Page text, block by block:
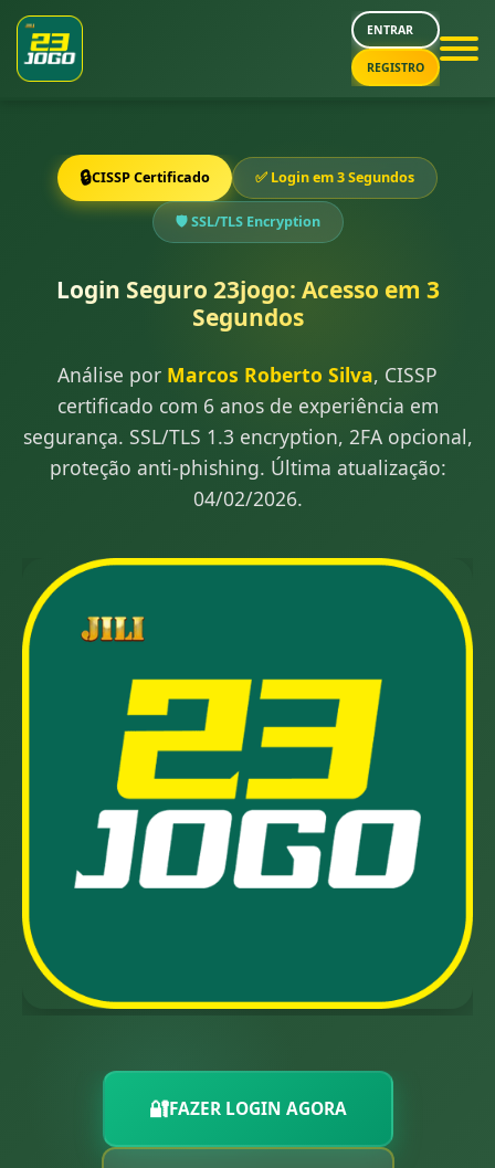
ENTRAR
REGISTRO
🔒CISSP Certificado ✅ Login em 3 Segundos
🛡️ SSL/TLS Encryption
Login Seguro 23jogo: Acesso em 3
Segundos
Análise por Marcos Roberto Silva, CISSP
certificado com 6 anos de experiência em
segurança. SSL/TLS 1.3 encryption, 2FA opcional,
proteção anti-phishing. Última atualização:
04/02/2026.
🔐FAZER LOGIN AGORA